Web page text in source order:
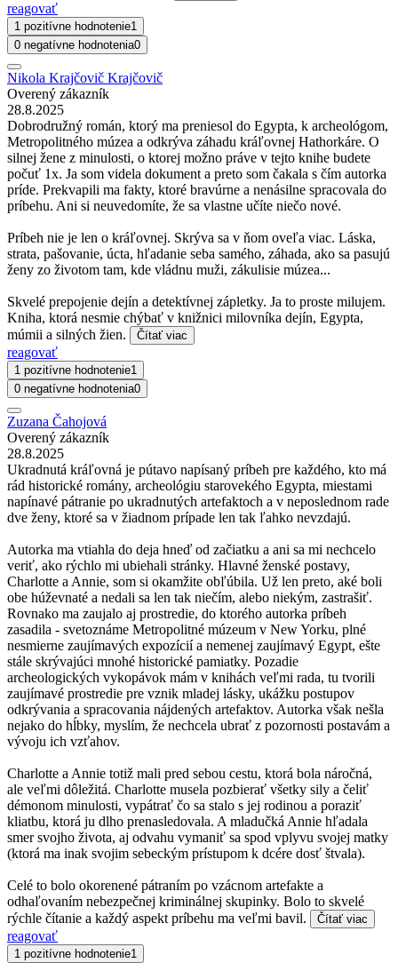
reagovať
1 pozitívne hodnotenie1
0 negatívne hodnotenia0
Nikola Krajčovič Krajčovič
Overený zákazník
28.8.2025
Dobrodružný román, ktorý ma preniesol do Egypta, k archeológom,
Metropolitného múzea a odkrýva záhadu kráľovnej Hathorkáre. O
silnej žene z minulosti, o ktorej možno práve v tejto knihe budete
počuť 1x. Ja som videla dokument a preto som čakala s čím autorka
príde. Prekvapili ma fakty, ktoré bravúrne a nenásilne spracovala do
príbehu. Ani si neuvedomíte, že sa vlastne učíte niečo nové.
Príbeh nie je len o kráľovnej. Skrýva sa v ňom oveľa viac. Láska,
strata, pašovanie, úcta, hľadanie seba samého, záhada, ako sa pasujú
ženy zo životom tam, kde vládnu muži, zákulisie múzea...
Skvelé prepojenie dejín a detektívnej zápletky. Ja to proste milujem.
Kniha, ktorá nesmie chýbať v knižnici milovníka dejín, Egypta,
múmii a silných žien.
Čítať viac
reagovať
1 pozitívne hodnotenie1
0 negatívne hodnotenia0
Zuzana Čahojová
Overený zákazník
28.8.2025
Ukradnutá kráľovná je pútavo napísaný príbeh pre každého, kto má
rád historické romány, archeológiu starovekého Egypta, miestami
napínavé pátranie po ukradnutých artefaktoch a v neposlednom rade
dve ženy, ktoré sa v žiadnom prípade len tak ľahko nevzdajú.
Autorka ma vtiahla do deja hneď od začiatku a ani sa mi nechcelo
veriť, ako rýchlo mi ubiehali stránky. Hlavné ženské postavy,
Charlotte a Annie, som si okamžite obľúbila. Už len preto, aké boli
obe húževnaté a nedali sa len tak niečím, alebo niekým, zastrašiť.
Rovnako ma zaujalo aj prostredie, do ktorého autorka príbeh
zasadila - svetoznáme Metropolitné múzeum v New Yorku, plné
nesmierne zaujímavých expozícií a nemenej zaujímavý Egypt, ešte
stále skrývajúci mnohé historické pamiatky. Pozadie
archeologických vykopávok mám v knihách veľmi rada, tu tvorili
zaujímavé prostredie pre vznik mladej lásky, ukážku postupov
odkrývania a spracovania nájdených artefaktov. Autorka však nešla
nejako do hĺbky, myslím, že nechcela ubrať z pozornosti postavám a
vývoju ich vzťahov.
Charlotte a Annie totiž mali pred sebou cestu, ktorá bola náročná,
ale veľmi dôležitá. Charlotte musela pozbierať všetky sily a čeliť
démonom minulosti, vypátrať čo sa stalo s jej rodinou a poraziť
kliatbu, ktorá ju dlho prenasledovala. A mladučká Annie hľadala
smer svojho života, aj odvahu vymaniť sa spod vplyvu svojej matky
(ktorá ma inak svojim sebeckým prístupom k dcére dosť štvala).
Celé to bolo okorenené pátraním po vzácnom artefakte a
odhaľovaním nebezpečnej kriminálnej skupinky. Bolo to skvelé
rýchle čítanie a každý aspekt príbehu ma veľmi bavil.
Čítať viac
reagovať
1 pozitívne hodnotenie1